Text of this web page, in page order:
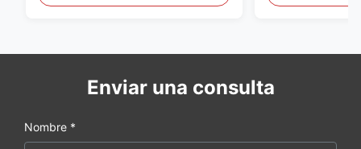
Enviar una consulta
Nombre *